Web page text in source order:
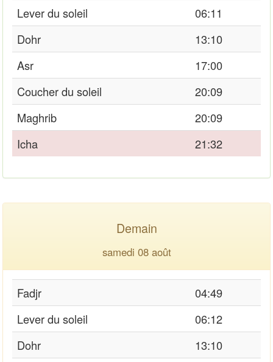
Lever du soleil
06:11
Dohr
13:10
Asr
17:00
Coucher du soleil
20:09
Maghrib
20:09
Icha
21:32
Demain
samedi 08 août
Fadjr
04:49
Lever du soleil
06:12
Dohr
13:10